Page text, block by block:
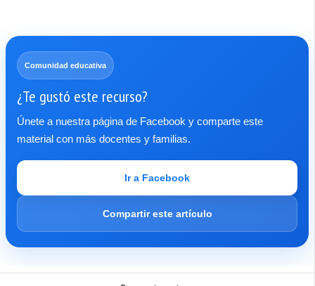
Comunidad educativa
¿Te gustó este recurso?
Únete a nuestra página de Facebook y comparte este
material con más docentes y familias.
Ir a Facebook
Compartir este artículo